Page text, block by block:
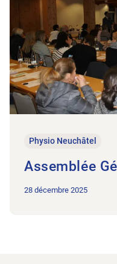
Physio Neuchâtel
Assemblée
28 décembre 2025